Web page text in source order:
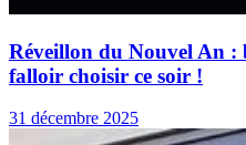
Réveillon du Nouvel An :
falloir choisir ce soir !
31 décembre 2025